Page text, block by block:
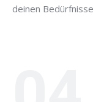
deinen